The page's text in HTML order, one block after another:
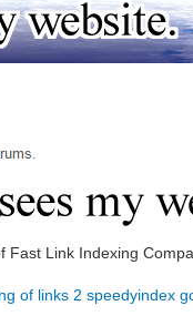
Fast Link Indexing
of links 2 speedyindex